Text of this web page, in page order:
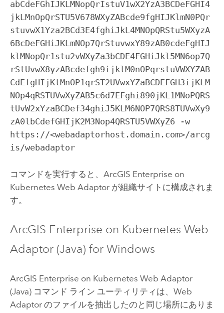
abCdeFGhIJKLMNopQrIstuV1wX2YzA3BCDeFGHI4
jkLMnOpQrSTU5V678WXyZABcde9fgHIJKlmN0PQr
stuvwX1Yza2BCd3E4fghiJkL4MNOpQRStu5WXyzA
6BcDeFGHiJKLmNOp7QrStuvwxY89zAB0cdeFgHIJ
klMNopQr1stu2vWXyZa3bCDE4FGHiJkl5MN6op7Q
rStUvwX8yzABcdefgh9ijklM0nOPqrstuVWXYZAB
CdEfgHIjKlMnOP1qrST2UVwxYZaBCDEFGH3ijKLM
NOp4qRSTUVwXyZAB5c6d7EFghi890jKL1MNoPQRS
tUvW2xYzaBCDef34ghiJ5KLM6NOP7QRS8TUVwXy9
zA0lbCdefGHIjK2M3Nop4QRSTU5VWXyZ6 -w
https://<webadaptorhost.domain.com>/arcg
is/webadaptor
コマンドを実行すると、 ArcGIS Enterprise on
Kubernetes Web Adaptorが組織サイトに構成されま
す。
ArcGIS Enterprise on Kubernetes Web
Adaptor (Java) for Windows
ArcGIS Enterprise on Kubernetes Web Adaptor
(Java)コマンド ライン ユーティリティは、Web
Adaptor のファイルを抽出したのと同じ場所にありま